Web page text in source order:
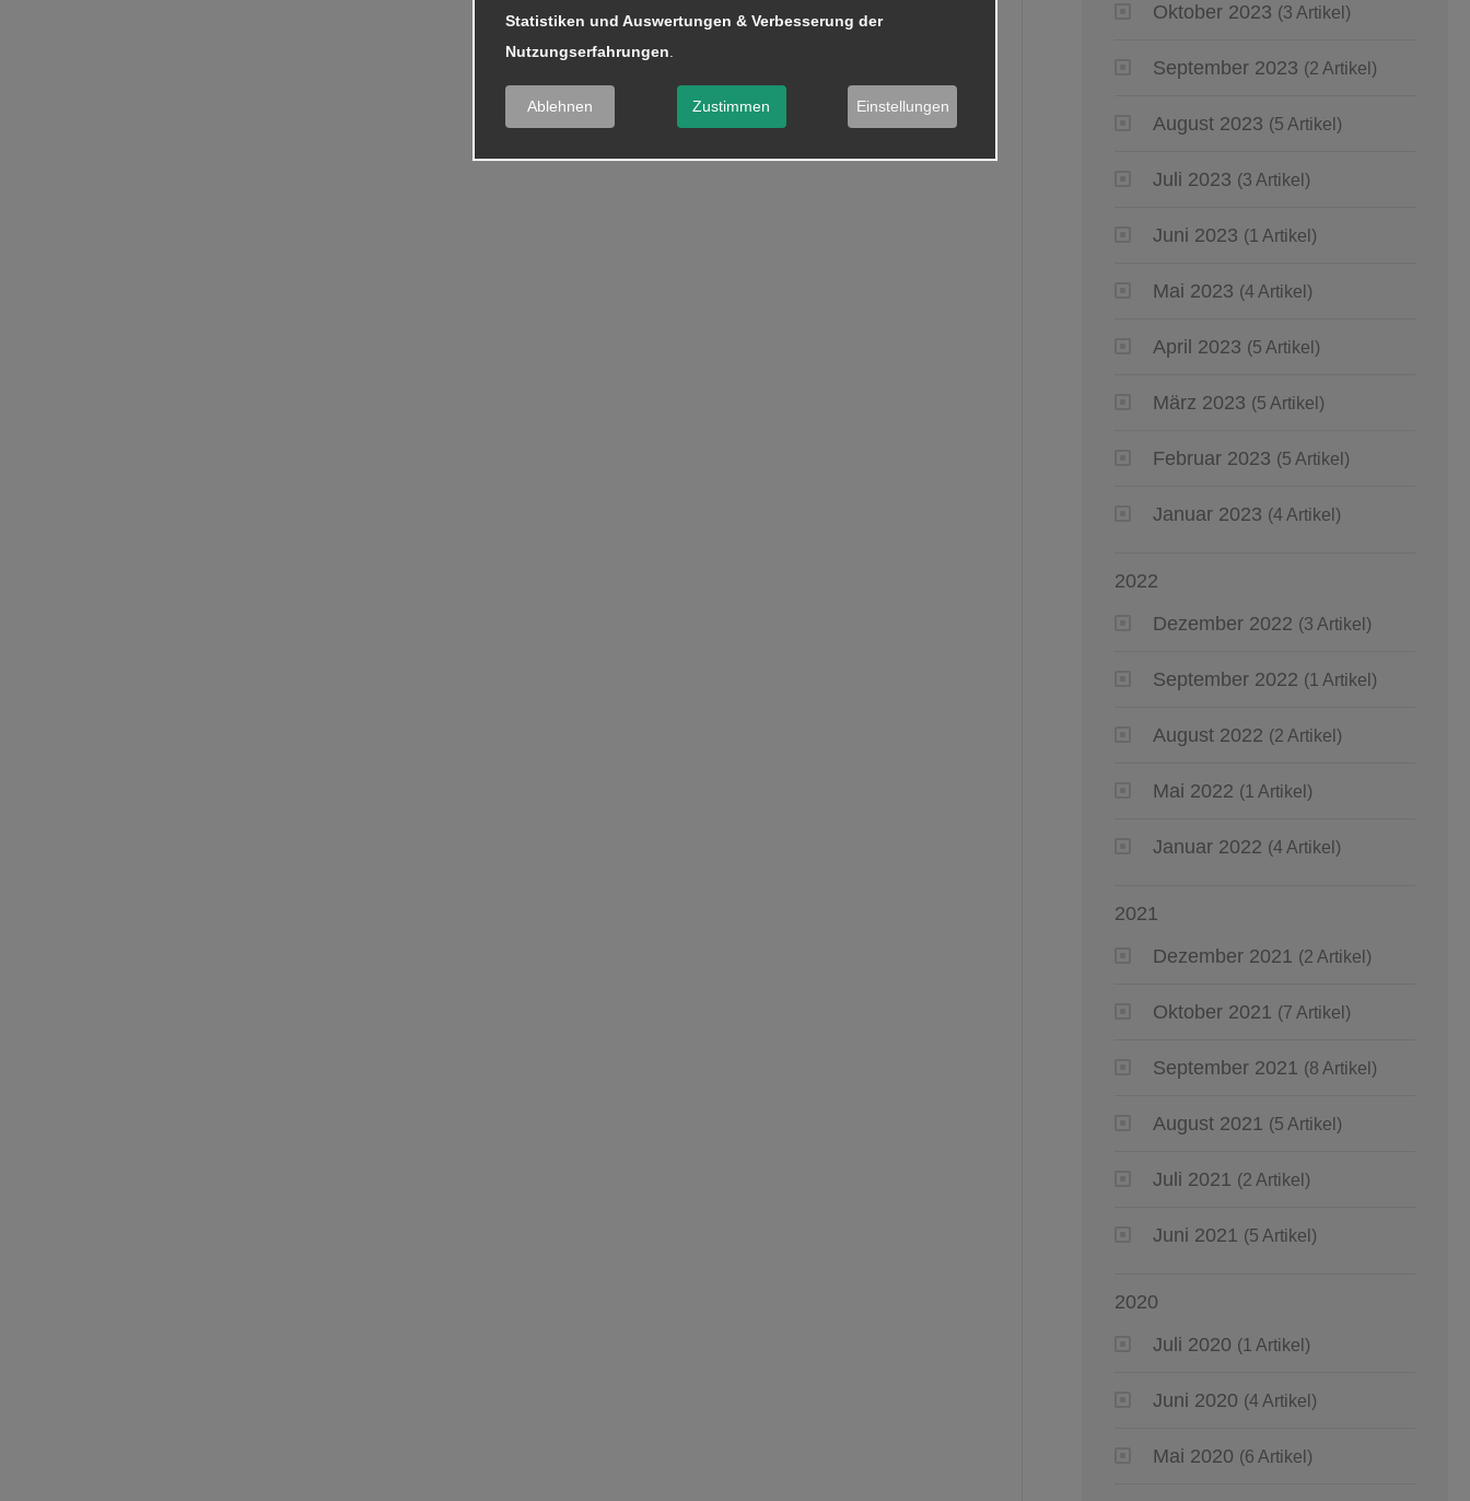
Oktober 2023 (3 Artikel)
September 2023 (2 Artikel)
August 2023 (5 Artikel)
Juli 2023 (3 Artikel)
Juni 2023 (1 Artikel)
Mai 2023 (4 Artikel)
April 2023 (5 Artikel)
März 2023 (5 Artikel)
Februar 2023 (5 Artikel)
Januar 2023 (4 Artikel)
2022
Dezember 2022 (3 Artikel)
September 2022 (1 Artikel)
August 2022 (2 Artikel)
Mai 2022 (1 Artikel)
Januar 2022 (4 Artikel)
2021
Dezember 2021 (2 Artikel)
Oktober 2021 (7 Artikel)
September 2021 (8 Artikel)
August 2021 (5 Artikel)
Juli 2021 (2 Artikel)
Juni 2021 (5 Artikel)
2020
Juli 2020 (1 Artikel)
Juni 2020 (4 Artikel)
Mai 2020 (6 Artikel)
Statistiken und Auswertungen & Verbesserung der
Nutzungserfahrungen
Ablehnen Zustimmen Einstellungen